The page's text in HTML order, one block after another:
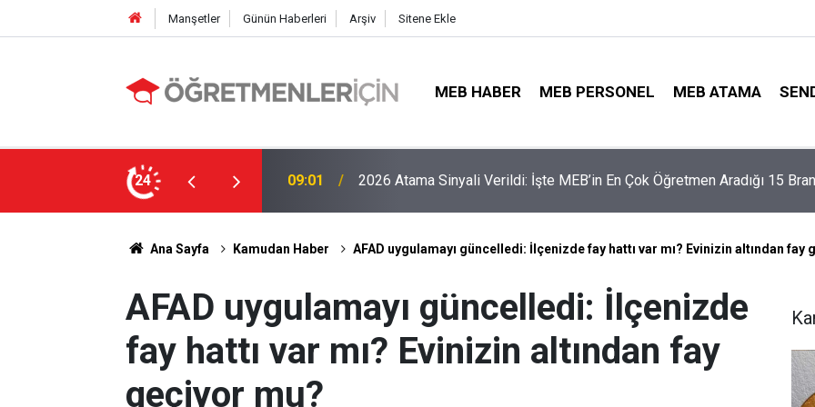
Manşetler Günün Haberleri Arşiv Sitene Ekle
MEB HABER MEB PERSONEL MEB ATAMA
24
En Çok Öğretmen Aradığı 15 Branş! 19:00
LGS Nakillerinde Büyük Risk: Gözde Liselerde Kontenjanlar Bitti, Rekabet
Tavan Yaptı!
Ana Sayfa Kamudan Haber AFAD uygulamayı güncelledi: İlçenizde fay hattı var mı? Evinizin altından fay
AFAD uygulamayı güncelledi: İlçenizde
fay hattı var mı? Evinizin altından fay
geçiyor mu?